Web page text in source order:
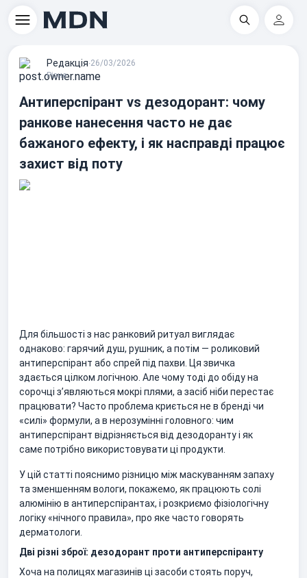
Пошук
Редакцiя∙26/03/2026
Різне
Антиперспірант vs дезодорант: чому
ранкове нанесення часто не дає
бажаного ефекту, і як насправді працює
захист від поту
Для більшості з нас ранковий ритуал виглядає
однаково: гарячий душ, рушник, а потім — роликовий
антиперспірант або спрей під пахви. Ця звичка
здається цілком логічною. Але чому тоді до обіду на
сорочці з’являються мокрі плями, а засіб ніби перестає
працювати? Часто проблема криється не в бренді чи
«силі» формули, а в нерозумінні головного: чим
антиперспірант відрізняється від дезодоранту і як
саме потрібно використовувати ці продукти.
У цій статті пояснимо різницю між маскуванням запаху
та зменшенням вологи, покажемо, як працюють солі
алюмінію в антиперспірантах, і розкриємо фізіологічну
логіку «нічного правила», про яке часто говорять
дерматологи.
Дві різні зброї: дезодорант проти антиперспіранту
Хоча на полицях магазинів ці засоби стоять поруч,